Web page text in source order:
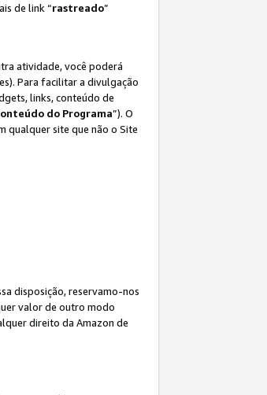
de link “rastreado”
atividade, você poderá
Para facilitar a divulgação
links, conteúdo de
do Programa”). O
qualquer site que não o Site
disposição, reservamo-nos
valor de outro modo
direito da Amazon de